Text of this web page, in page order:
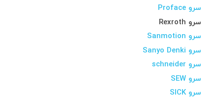
سرو Proface
سرو Rexroth
سرو Sanmotion
سرو Sanyo Denki
سرو schneider
سرو SEW
سرو SICK